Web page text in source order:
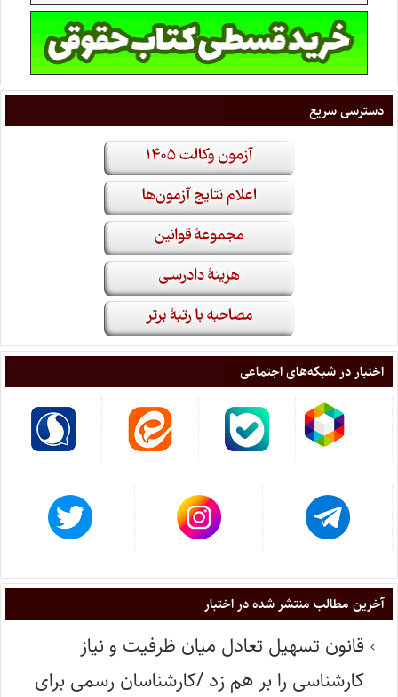
دسترسی سریع
اختبار در شبکه‌های اجتماعی
آخرین مطالب منتشر شده در اختبار
قانون تسهیل تعادل میان ظرفیت و نیاز
کارشناسی را بر هم زد /کارشناسان رسمی برای